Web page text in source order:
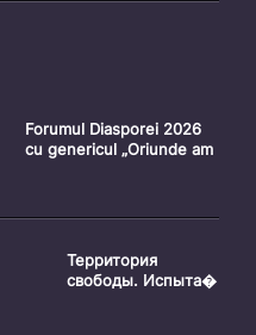
Forumul Diasporei 2026
cu genericul „Oriunde am
Территория
свободы. Испыта�